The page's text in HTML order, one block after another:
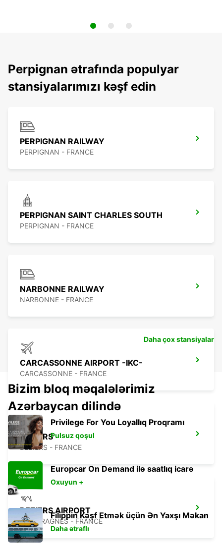
Perpignan ətrafında populyar
stansiyalarımızı kəşf edin
PERPIGNAN RAILWAY
PERPIGNAN - FRANCE
PERPIGNAN SAINT CHARLES SOUTH
PERPIGNAN - FRANCE
NARBONNE RAILWAY
NARBONNE - FRANCE
CARCASSONNE AIRPORT -IKC-
CARCASSONNE - FRANCE
BEZIERS
BEZIERS - FRANCE
BEZIERS AIRPORT
PORTIRAGNES - FRANCE
Daha çox stansiyalar
Bizim bloq məqalələrimiz
Azərbaycan dilində
Privilege For You Loyallıq Proqramı
Pulsuz qoşul
Europcar On Demand ilə saatlıq icarə
Oxuyun +
Filippin Kəşf Etmək üçün Ən Yaxşı Məkan
Daha ətraflı